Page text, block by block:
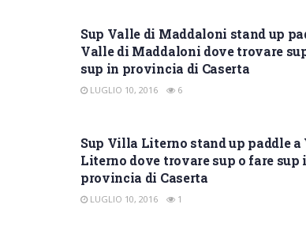
Sup Valle di Maddaloni stand up
Valle di Maddaloni dove trovare
sup in provincia di Caserta
LUGLIO 10, 2016 6
Sup Villa Literno stand up paddle
Literno dove trovare sup o fare sup
provincia di Caserta
LUGLIO 10, 2016 1